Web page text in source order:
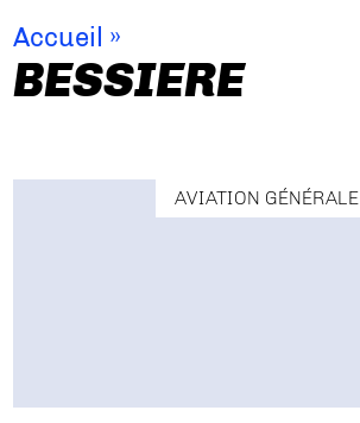
Accueil »
BESSIERE
AVIATION GÉNÉRALE